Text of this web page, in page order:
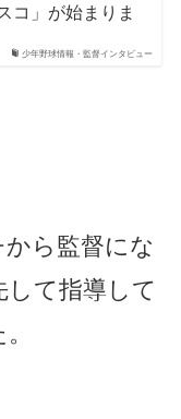
少年野球情報・監督インタビュー
コ」が始まりま
ら監督にな
て指導して